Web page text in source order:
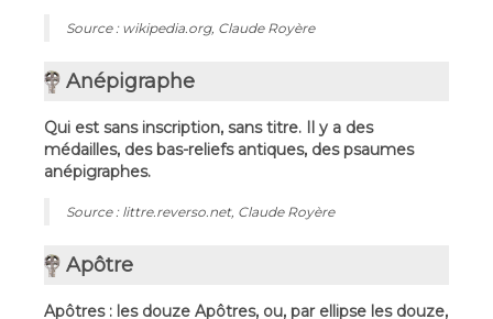
Source : wikipedia.org, Claude Royère
Anépigraphe
Qui est sans inscription, sans titre. Il y a des
médailles, des bas-reliefs antiques, des psaumes
anépigraphes.
Source : littre.reverso.net, Claude Royère
Apôtre
Apôtres : les douze Apôtres, ou, par ellipse les douze,